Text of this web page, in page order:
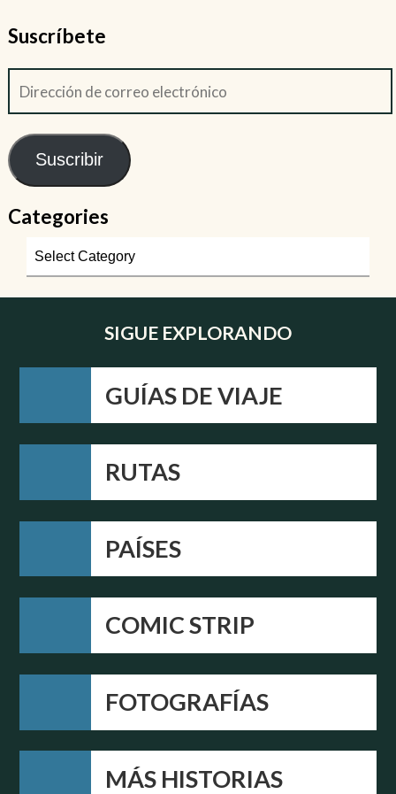
Suscríbete
Suscribir
Categories
SIGUE EXPLORANDO
GUÍAS DE VIAJE
RUTAS
PAÍSES
COMIC STRIP
FOTOGRAFÍAS
MÁS HISTORIAS